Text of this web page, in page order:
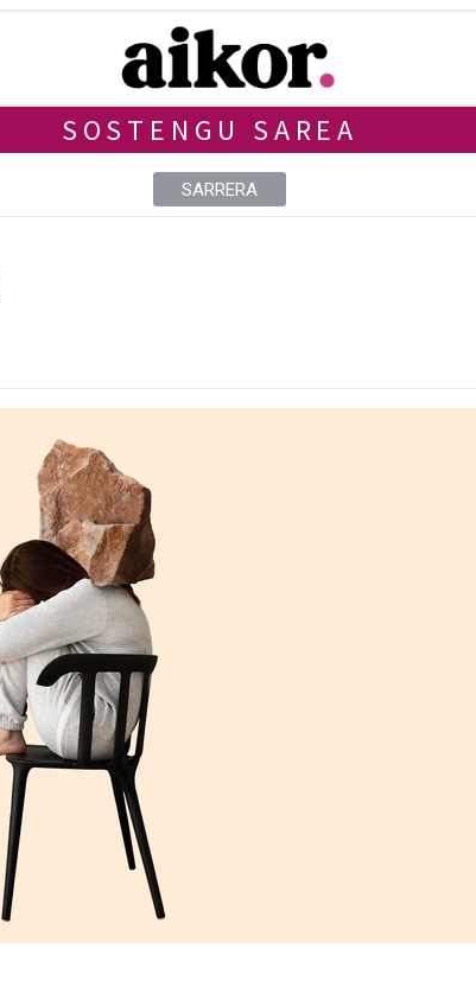
SOSTENGU SAREA
SARRERA